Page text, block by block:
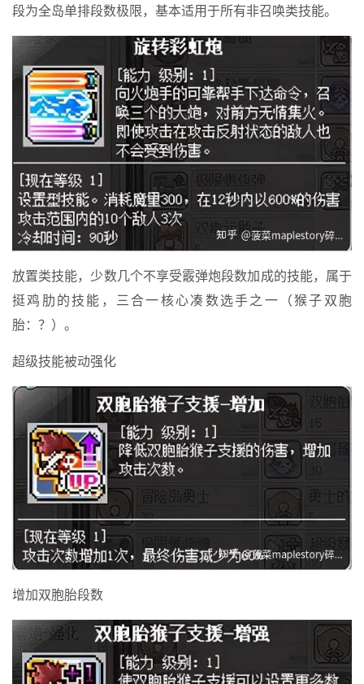
段为全岛单排段数极限，基本适用于所有非召唤类技能。
放置类技能，少数几个不享受霰弹炮段数加成的技能，属于
挺鸡肋的技能，三合一核心凑数选手之一（猴子双胞
胎：？）。
超级技能被动强化
增加双胞胎段数